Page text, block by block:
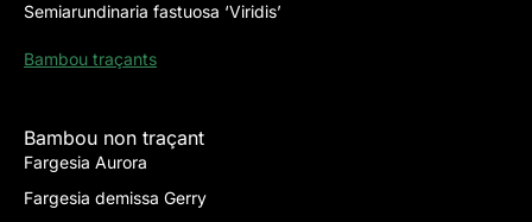
Semiarundinaria fastuosa ‘Viridis’
Bambou traçants
Bambou non traçant
Fargesia Aurora
Fargesia demissa Gerry